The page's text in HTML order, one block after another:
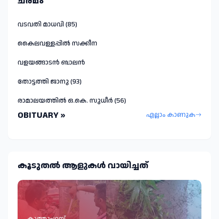
വടവതി മാധവി (85)
കൈലവള്ളപ്പിൽ സക്കീന
വളയങ്ങാടൻ ബാലൻ
തോട്ടത്തി ജാനു (93)
രാമാലയത്തിൽ ഒ.കെ. സുധീർ (56)
OBITUARY » എല്ലാം കാണുക
കൂടുതല്‍ ആളുകള്‍ വായിച്ചത്